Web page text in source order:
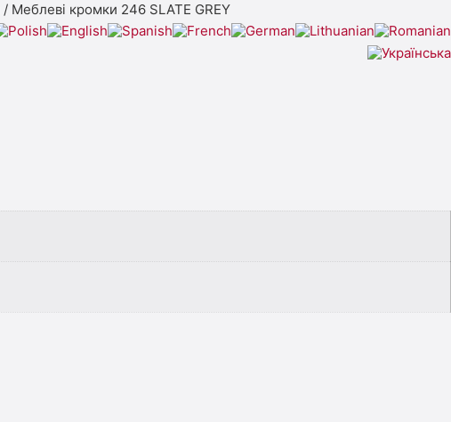
/ Меблеві кромки 246 SLATE GREY